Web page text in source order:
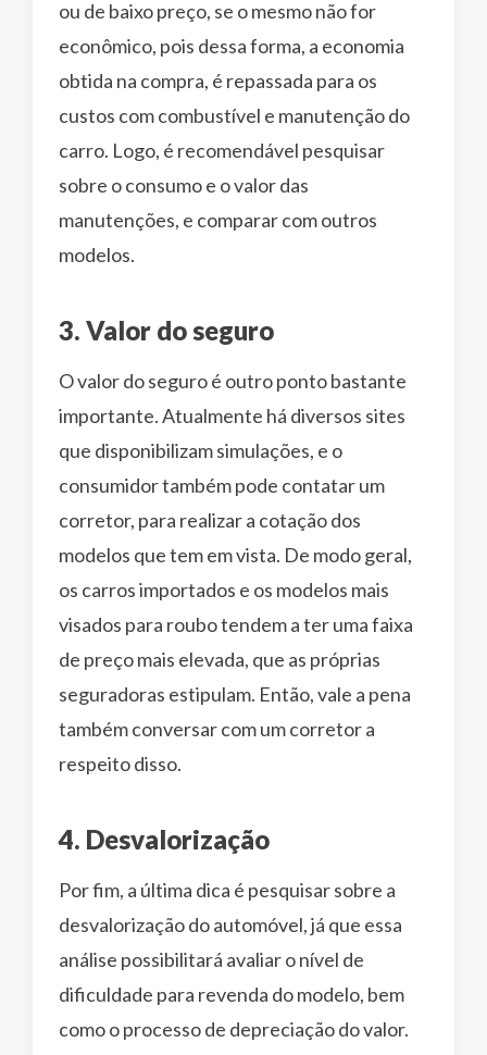
ou de baixo preço, se o mesmo não for
econômico, pois dessa forma, a economia
obtida na compra, é repassada para os
custos com combustível e manutenção do
carro. Logo, é recomendável pesquisar
sobre o consumo e o valor das
manutenções, e comparar com outros
modelos.
3. Valor do seguro
O valor do seguro é outro ponto bastante
importante. Atualmente há diversos sites
que disponibilizam simulações, e o
consumidor também pode contatar um
corretor, para realizar a cotação dos
modelos que tem em vista. De modo geral,
os carros importados e os modelos mais
visados para roubo tendem a ter uma faixa
de preço mais elevada, que as próprias
seguradoras estipulam. Então, vale a pena
também conversar com um corretor a
respeito disso.
4. Desvalorização
Por fim, a última dica é pesquisar sobre a
desvalorização do automóvel, já que essa
análise possibilitará avaliar o nível de
dificuldade para revenda do modelo, bem
como o processo de depreciação do valor.